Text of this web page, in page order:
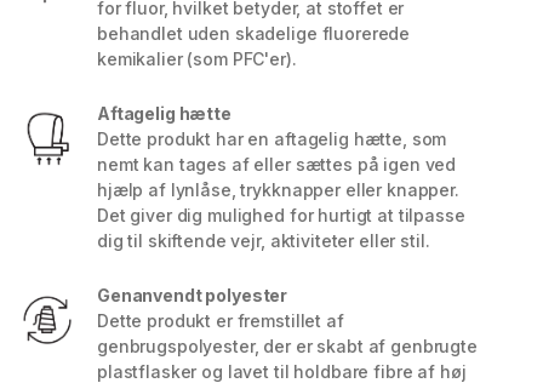
for fluor, hvilket betyder, at stoffet er
behandlet uden skadelige fluorerede
kemikalier (som PFC'er).
Aftagelig hætte
Dette produkt har en aftagelig hætte, som
nemt kan tages af eller sættes på igen ved
hjælp af lynlåse, trykknapper eller knapper.
Det giver dig mulighed for hurtigt at tilpasse
dig til skiftende vejr, aktiviteter eller stil.
Genanvendt polyester
Dette produkt er fremstillet af
genbrugspolyester, der er skabt af genbrugte
plastflasker og lavet til holdbare fibre af høj